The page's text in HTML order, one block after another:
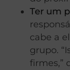
Ter um
cabe a
grupo.
firmes,”